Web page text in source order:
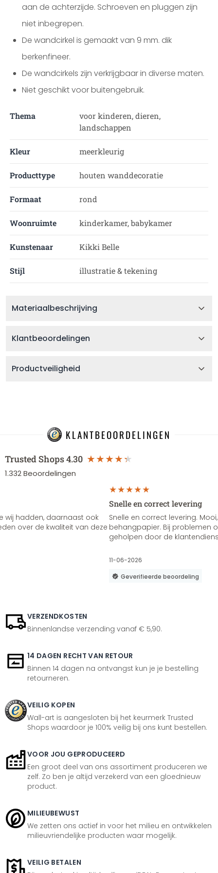
aan de achterzijde. Schroeven en pluggen zijn
niet inbegrepen.
De wandcirkel is gemaakt van 9 mm. dik
berkenfineer.
De wandcirkels zijn verkrijgbaar in diverse maten.
Niet geschikt voor buitengebruik.
Thema
voor kinderen, dieren,
landschappen
Kleur meerkleurig
Producttype houten wanddecoratie
Formaat rond
Woonruimte kinderkamer, babykamer
Kunstenaar Kikki Belle
Stijl illustratie & tekening
Materiaalbeschrijving
Klantbeoordelingen
Productveiligheid
KLANTBEOORDELINGEN
Trusted Shops4.30
1.332Beoordelingen
wij hadden, daarnaast ook
over de kwaliteit van deze
Snelle en correct levering
Snelle en correct levering.
behangpapier. Bij problemen
geholpen door de
11-06-2026
Geverifieerde beoordeling
VERZENDKOSTEN
Binnenlandse verzending vanaf € 5,90.
14 DAGEN RECHT VAN RETOUR
Binnen 14 dagen na ontvangst kun je je bestelling
retourneren.
VEILIG KOPEN
Wall-art is aangesloten bij het keurmerk Trusted
Shops waardoor je 100% veilig bij ons kunt bestellen.
VOOR JOU GEPRODUCEERD
Een groot deel van ons assortiment produceren we
zelf. Zo ben je altijd verzekerd van een gloednieuw
product.
MILIEUBEWUST
We zetten ons actief in voor het milieu en ontwikkelen
milieuvriendelijke producten waar mogelijk.
VEILIG BETALEN